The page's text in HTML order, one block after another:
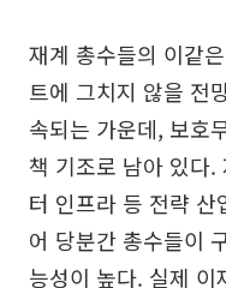
재계 총수들의 이같
트에 그치지 않을 전
속되는 가운데, 보호
책 기조로 남아 있다.
터 인프라 등 전략 산
어 당분간 총수들이
능성이 높다. 실제